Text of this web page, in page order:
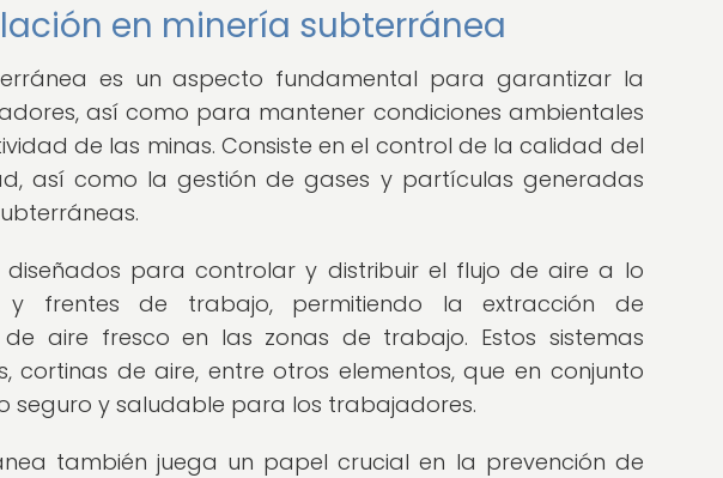
en minería subterránea
es un aspecto fundamental para garantizar la
así como para mantener condiciones ambientales
de las minas. Consiste en el control de la calidad del
así como la gestión de gases y partículas generadas
diseñados para controlar y distribuir el flujo de aire a lo
frentes de trabajo, permitiendo la extracción de
aire fresco en las zonas de trabajo. Estos sistemas
cortinas de aire, entre otros elementos, que en conjunto
seguro y saludable para los trabajadores.
también juega un papel crucial en la prevención de